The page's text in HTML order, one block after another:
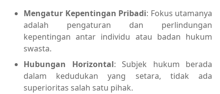
Mengatur Kepentingan Pribadi: Fokus utamanya
adalah pengaturan dan perlindungan
kepentingan antar individu atau badan hukum
swasta.
Hubungan Horizontal: Subjek hukum berada
dalam kedudukan yang setara, tidak ada
superioritas salah satu pihak.